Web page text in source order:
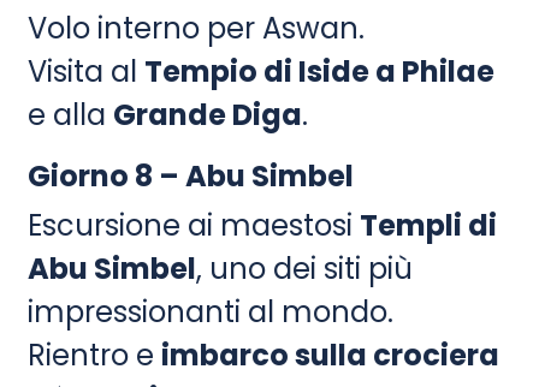
Volo interno per Aswan.
Visita al Tempio di Iside a Philae
e alla Grande Diga.
Giorno 8 – Abu Simbel
Escursione ai maestosi Templi di
Abu Simbel, uno dei siti più
impressionanti al mondo.
Rientro e imbarco sulla crociera